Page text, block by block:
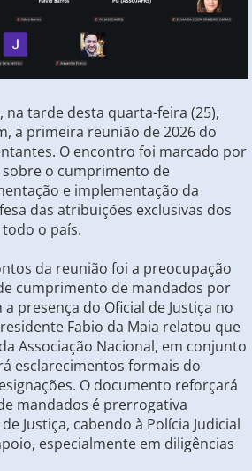
na tarde desta quarta-feira (25),
a primeira reunião de 2026 do
O encontro foi marcado por
o cumprimento de
e implementação da
das atribuições exclusivas dos
todo o país.
da reunião foi a preocupação
cumprimento de mandados por
presença do Oficial de Justiça no
Fabio da Maia relatou que
Associação Nacional, em conjunto
esclarecimentos formais do
O documento reforçará
mandados é prerrogativa
Justiça, cabendo à Polícia Judicial
especialmente em diligências